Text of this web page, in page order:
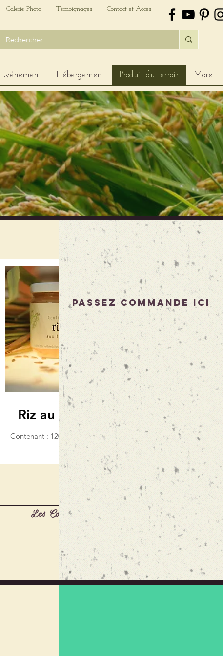
Galerie Photo Témoignages Contact et Accès
Evénement Hébergement Produit du terroir More
Riz au Fruits
Contenant : 120 gr / 420 gr
Les Confitures
Passez commande ici